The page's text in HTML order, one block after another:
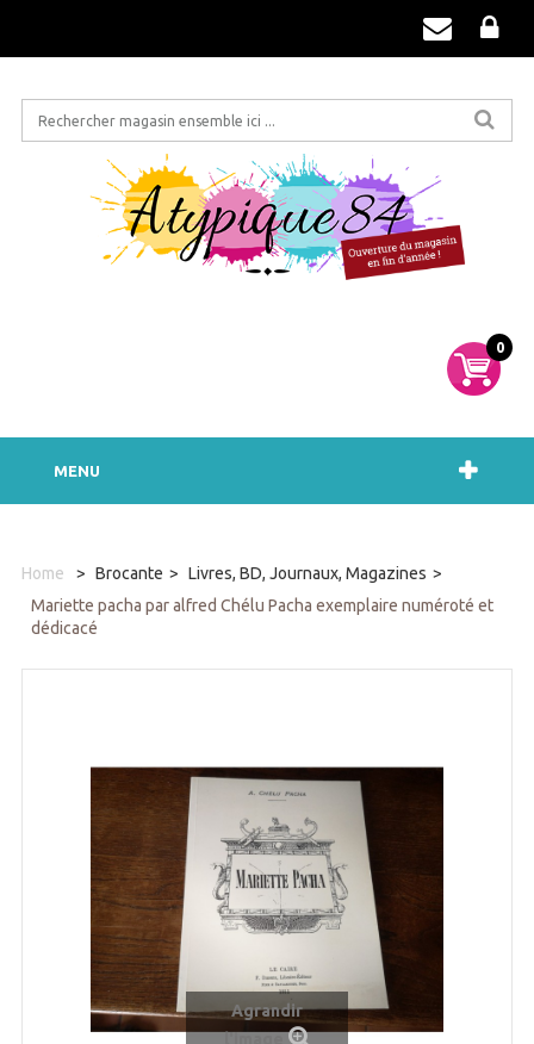
0
MENU
Home > Brocante > Livres, BD, Journaux, Magazines >
Mariette pacha par alfred Chélu Pacha exemplaire numéroté et
dédicacé
Agrandir